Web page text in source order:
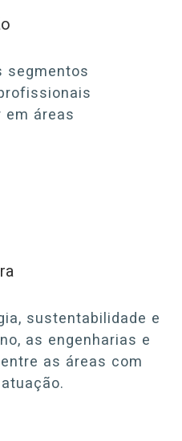
segmentos
em áreas
sustentabilidade e
as engenharias e
as áreas com